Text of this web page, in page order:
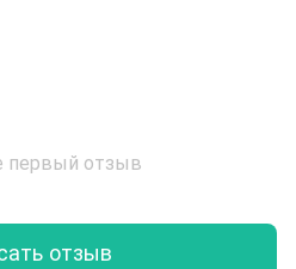
первый отзыв
отзыв